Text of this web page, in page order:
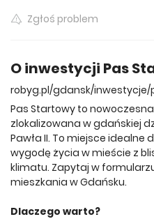
Zgłoś problem
O inwestycji Pas
robyg.pl/gdansk/
Pas Startowy to
zlokalizowana w gdańskiej
Pawła II. To miejsce idealne
wygodę życia w mieście z
klimatu. Zapytaj w
mieszkania w Gdańsku.
Dlaczego warto?